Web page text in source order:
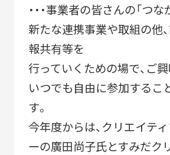
ACTIVITY 「すみだモダン」の主な活動
つながる パートナーシップ連携
つくる フラッグシップ商品開発
つたえる
台湾・千葉大学連携
・・・事業者の皆さんの「つな
新たな連携事業や取組の他
報共有等を
行っていくための場で、ご
いつでも自由に参加するこ
す。
今年度からは、クリエイテ
ーの廣田尚子氏とすみだク